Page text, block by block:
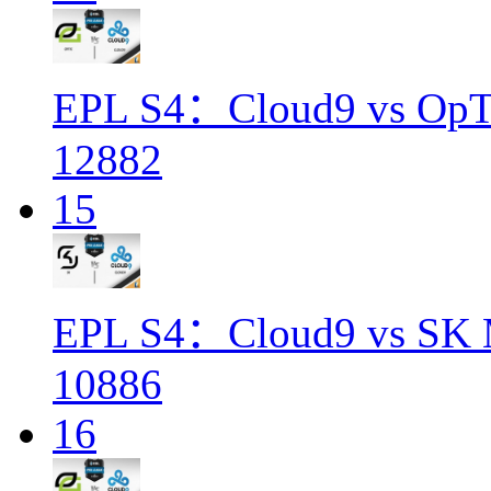
EPL S4：Cloud9 vs
12882
15
EPL S4：Cloud9 vs SK
10886
16